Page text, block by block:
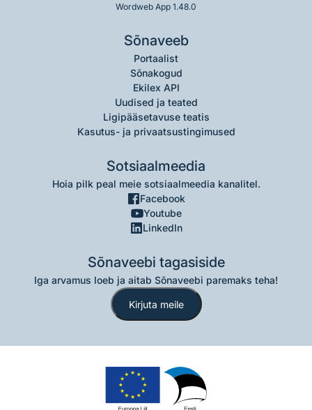
Wordweb App 1.48.0
Sõnaveeb
Portaalist
Sõnakogud
Ekilex API
Uudised ja teated
Ligipääsetavuse teatis
Kasutus- ja privaatsustingimused
Sotsiaalmeedia
Hoia pilk peal meie sotsiaalmeedia kanalitel.
Facebook
Youtube
LinkedIn
Sõnaveebi tagasiside
Iga arvamus loeb ja aitab Sõnaveebi paremaks teha!
Kirjuta meile